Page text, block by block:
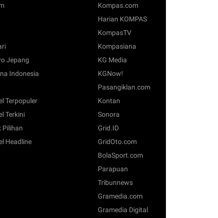
Jepang
Indonesia
Terpopuler
Terkini
Pilihan
Headline
Kompas.com
Harian KOMPAS
KompasTV
Kompasiana
KG Media
KGNow!
Pasangiklan.com
Kontan
Sonora
Grid.ID
GridOto.com
BolaSport.com
Parapuan
Tribunnews
Gramedia.com
Gramedia Digital